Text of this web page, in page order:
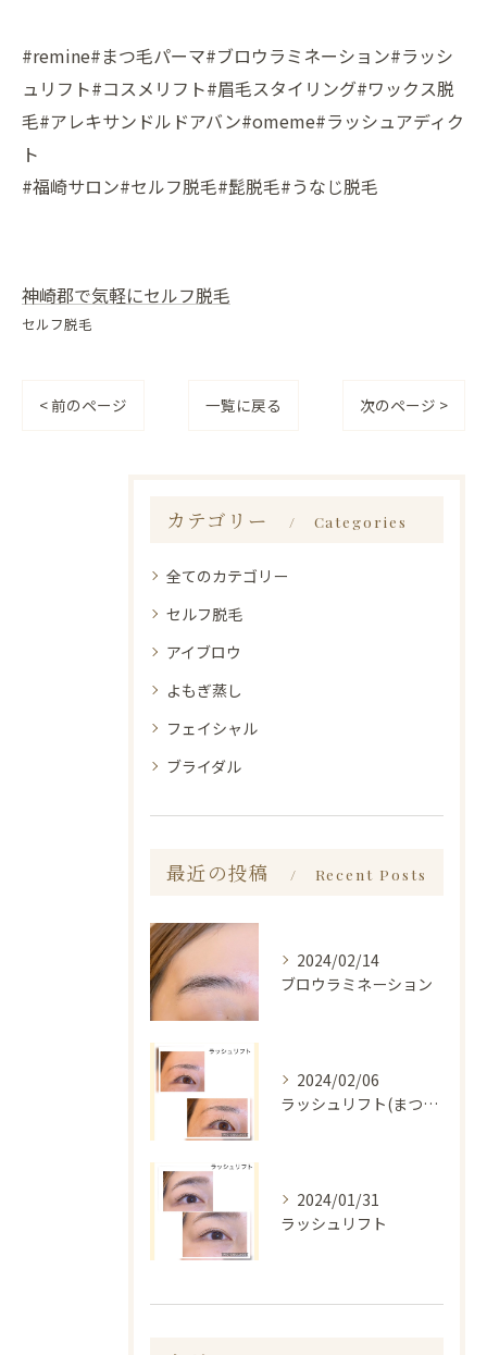
#remine#まつ毛パーマ#ブロウラミネーション#ラッシ
ュリフト#コスメリフト#眉毛スタイリング#ワックス脱
毛#アレキサンドルドアバン#omeme#ラッシュアディク
ト
#福崎サロン#セルフ脱毛#髭脱毛#うなじ脱毛
神崎郡で気軽にセルフ脱毛
セルフ脱毛
< 前のページ 一覧に戻る 次のページ >
カテゴリー Categories
全てのカテゴリー
セルフ脱毛
アイブロウ
よもぎ蒸し
フェイシャル
ブライダル
最近の投稿 Recent Posts
2024/02/14
ブロウラミネーション
2024/02/06
ラッシュリフト(まつ毛パーマ)
2024/01/31
ラッシュリフト